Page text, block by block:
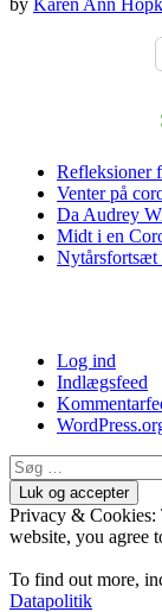
by Karen Ann
Refleksioner
Venter på
Da Audrey
Midt i en
Nytårsfortsæt
Log ind
Indlægsfeed
Søg
efter:
Privacy & Cookies:
website, you agree
To find out more,
Datapolitik